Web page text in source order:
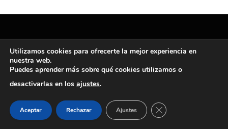
Facebook
X
Bluesky RSS
© 2026 Otra Receta | Todos los derechos reservados
Utilizamos cookies para ofrecerte la mejor experiencia en
nuestra web.
Puedes aprender más sobre qué cookies utilizamos o
desactivarlas en los ajustes.
Aceptar Rechazar Ajustes CERRAR EL